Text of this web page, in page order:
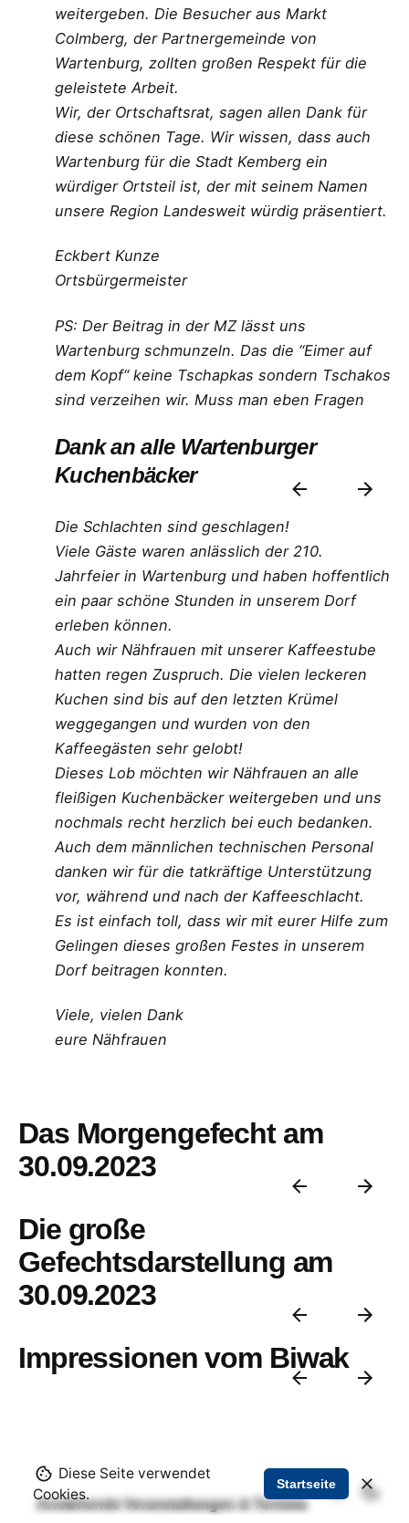
weitergeben. Die Besucher aus Markt
Colmberg, der Partnergemeinde von
Wartenburg, zollten großen Respekt für die
geleistete Arbeit.
Wir, der Ortschaftsrat, sagen allen Dank für
diese schönen Tage. Wir wissen, dass auch
Wartenburg für die Stadt Kemberg ein
würdiger Ortsteil ist, der mit seinem Namen
unsere Region Landesweit würdig präsentiert.
Eckbert Kunze
Ortsbürgermeister
PS: Der Beitrag in der MZ lässt uns
Wartenburg schmunzeln. Das die “Eimer auf
dem Kopf“ keine Tschapkas sondern Tschakos
sind verzeihen wir. Muss man eben Fragen
Dank an alle Wartenburger
Kuchenbäcker
Die Schlachten sind geschlagen!
Viele Gäste waren anlässlich der 210.
Jahrfeier in Wartenburg und haben hoffentlich
ein paar schöne Stunden in unserem Dorf
erleben können.
Auch wir Nähfrauen mit unserer Kaffeestube
hatten regen Zuspruch. Die vielen leckeren
Kuchen sind bis auf den letzten Krümel
weggegangen und wurden von den
Kaffeegästen sehr gelobt!
Dieses Lob möchten wir Nähfrauen an alle
fleißigen Kuchenbäcker weitergeben und uns
nochmals recht herzlich bei euch bedanken.
Auch dem männlichen technischen Personal
danken wir für die tatkräftige Unterstützung
vor, während und nach der Kaffeeschlacht.
Es ist einfach toll, dass wir mit eurer Hilfe zum
Gelingen dieses großen Festes in unserem
Dorf beitragen konnten.
Viele, vielen Dank
eure Nähfrauen
Das Morgengefecht am
30.09.2023
Die große
Gefechtsdarstellung am
30.09.2023
Impressionen vom Biwak
Anstehende Veranstaltungen & Termine
Diese Seite verwendet
Cookies.
Startseite